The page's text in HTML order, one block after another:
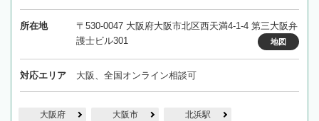
所在地
〒530-0047 大阪府大阪市北区西天満4-1-4 第三大阪弁
護士ビル301
地図
対応エリア 大阪、全国オンライン相談可
大阪府 大阪市 北浜駅